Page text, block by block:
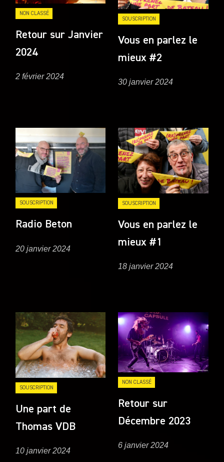
NON CLASSÉ
Retour sur Janvier
2024
2 février 2024
SOUSCRIPTION
Vous en parlez le
mieux #2
30 janvier 2024
SOUSCRIPTION
Radio Beton
20 janvier 2024
SOUSCRIPTION
Vous en parlez le
mieux #1
18 janvier 2024
SOUSCRIPTION
Une part de
Thomas VDB
10 janvier 2024
NON CLASSÉ
Retour sur
Décembre 2023
6 janvier 2024